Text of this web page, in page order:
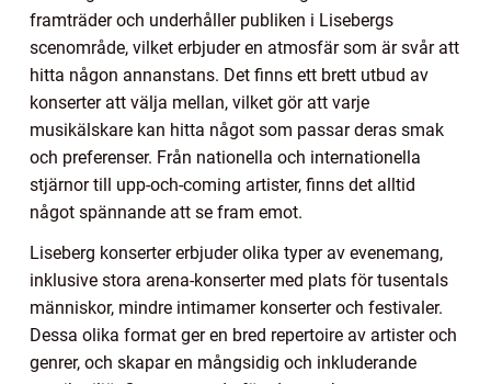
framträder och underhåller publiken i Lisebergs
scenområde, vilket erbjuder en atmosfär som är svår att
hitta någon annanstans. Det finns ett brett utbud av
konserter att välja mellan, vilket gör att varje
musikälskare kan hitta något som passar deras smak
och preferenser. Från nationella och internationella
stjärnor till upp-och-coming artister, finns det alltid
något spännande att se fram emot.
Liseberg konserter erbjuder olika typer av evenemang,
inklusive stora arena-konserter med plats för tusentals
människor, mindre intimamer konserter och festivaler.
Dessa olika format ger en bred repertoire av artister och
genrer, och skapar en mångsidig och inkluderande